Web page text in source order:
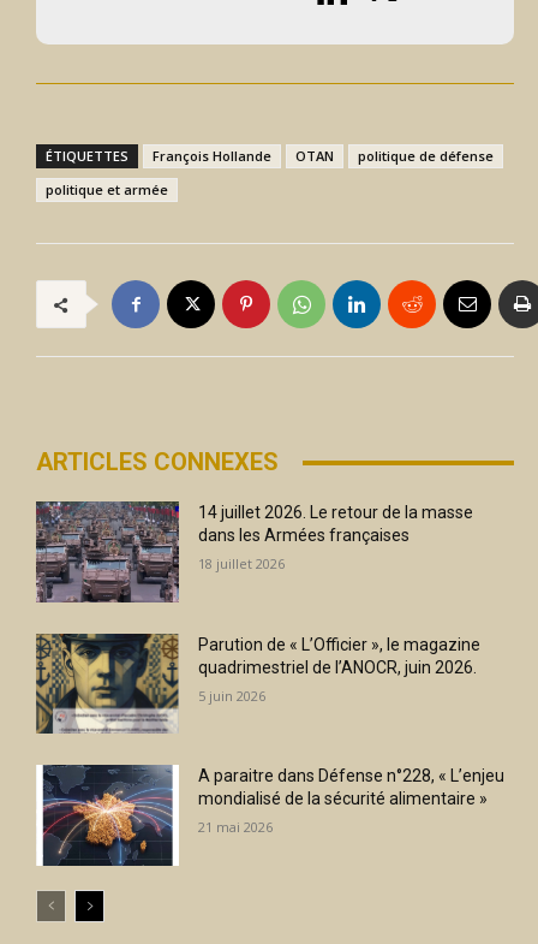
ÉTIQUETTES François Hollande OTAN
politique de défense
politique et armée
ARTICLES CONNEXES
14 juillet 2026. Le retour de la masse
dans les Armées françaises
18 juillet 2026
Parution de « L’Officier », le magazine
quadrimestriel de l’ANOCR, juin 2026.
5 juin 2026
A paraitre dans Défense n°228, « L’enjeu
mondialisé de la sécurité alimentaire »
21 mai 2026